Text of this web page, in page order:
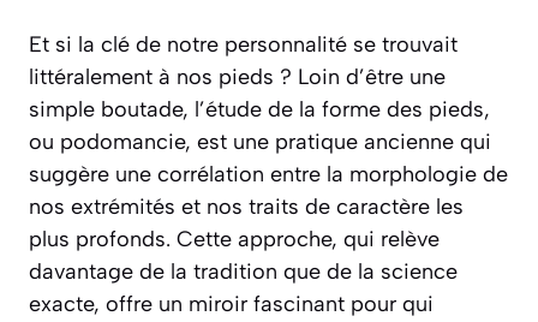
Et si la clé de notre personnalité se trouvait
littéralement à nos pieds ? Loin d’être une
simple boutade, l’étude de la forme des pieds,
ou podomancie, est une pratique ancienne qui
suggère une corrélation entre la morphologie de
nos extrémités et nos traits de caractère les
plus profonds. Cette approche, qui relève
davantage de la tradition que de la science
exacte, offre un miroir fascinant pour qui